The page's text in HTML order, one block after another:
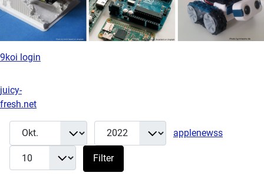
9koi login
Filter
Monat Jahr
applenewss
Filter
juicy-
fresh.net